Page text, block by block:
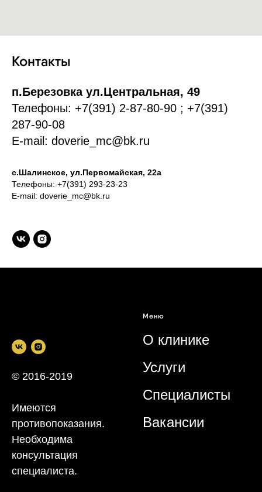
Контакты
п.Березовка ул.Центральная, 49
Телефоны: +7(391) 2-87-80-90 ; +7(391)
287-90-08
E-mail: doverie_mc@bk.ru
с.Шалинское, ул.Первомайская, 22а
Телефоны: +7(391) 293-23-23
E-mail: doverie_mc@bk.ru
© 2016-2019
Имеются
противопоказания.
Необходима
консультация
специалиста.
Меню
О клинике
Услуги
Специалисты
Вакансии